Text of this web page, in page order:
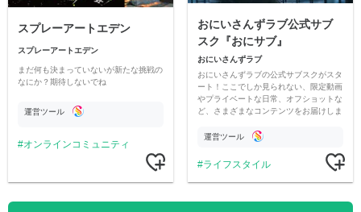
スプレーアートエデン
スプレーアートエデン
まだ何も決まっていないが新たな挑戦の
なにか？期待しないでね
運営ツール
オンラインコミュニティ
おにいさんずラブ公式サブ
スク『おにサブ』
おにいさんずラブ
おにいさんずラブの公式サブスクがスタ
ート！ここでしか見られない、限定動画
やプライベートな日常、オフショットな
ど、さまざまなコンテンツをお届けしま
運営ツール
ライフスタイル